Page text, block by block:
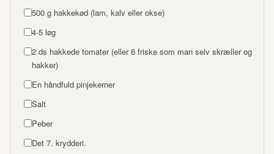
500 g hakkekød (lam, kalv eller okse)
4-5 løg
2 ds hakkede tomater (eller 6 friske som man selv skræller og
hakker)
En håndfuld pinjekerner
Salt
Peber
Det 7. krydderi.